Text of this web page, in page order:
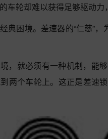
车轮却难以获得足够驱动
典困境。差速器的“仁慈”
，就必须有一种机制，能
两个车轮上。这正是差速